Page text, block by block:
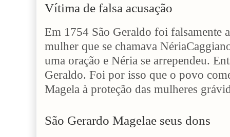
Vítima de falsa acusação
Em 1754 São Geraldo foi falsamente
mulher que se chamava
uma oração e Néria se arrependeu.
Geraldo. Foi por isso que o povo
Magela à proteção das mulheres
São Gerardo Magelae seus dons